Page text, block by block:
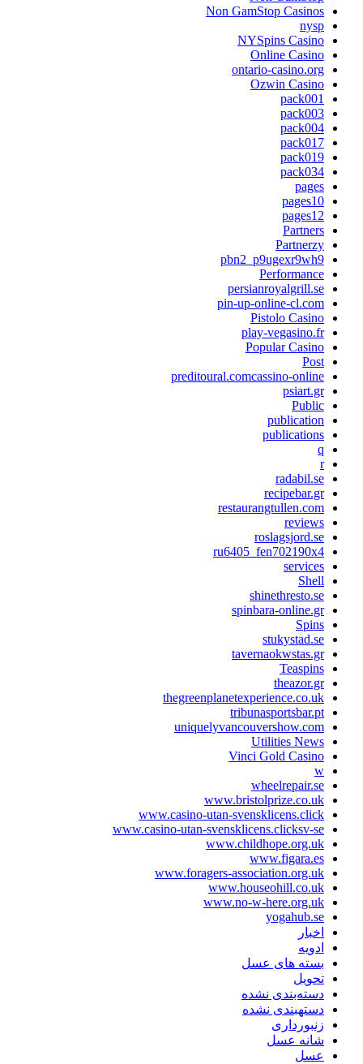
Non GamStop Casinos
nysp
NYSpins Casino
Online Casino
ontario-casino.org
Ozwin Casino
pack001
pack003
pack004
pack017
pack019
pack034
pages
pages10
pages12
Partners
Partnerzy
pbn2_p9ugexr9wh9
Performance
persianroyalgrill.se
pin-up-online-cl.com
Pistolo Casino
play-vegasino.fr
Popular Casino
Post
preditoural.comcassino-online
psiart.gr
Public
publication
publications
q
r
radabil.se
recipebar.gr
restaurangtullen.com
reviews
roslagsjord.se
ru6405_fen702190x4
services
Shell
shinethresto.se
spinbara-online.gr
Spins
stukystad.se
tavernaokwstas.gr
Teaspins
theazor.gr
thegreenplanetexperience.co.uk
tribunasportsbar.pt
uniquelyvancouvershow.com
Utilities News
Vinci Gold Casino
w
wheelrepair.se
www.bristolprize.co.uk
www.casino-utan-svensklicens.click
www.casino-utan-svensklicens.clicksv-se
www.childhope.org.uk
www.figara.es
www.foragers-association.org.uk
www.houseohill.co.uk
www.no-w-here.org.uk
yogahub.se
اخبار
ادویه
بسته های عسل
تحویل
دسته‌بندی نشده
دستهبندی نشده
زنبورداری
شانه عسل
عسل